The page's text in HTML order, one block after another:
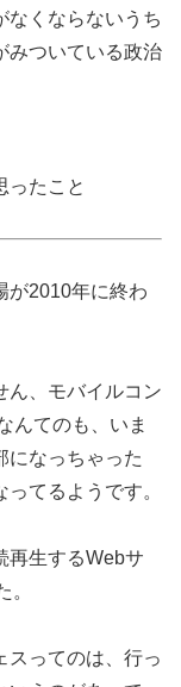
なくならないうち
みついている政治
ったこと
が2010年に終わ
ん、モバイルコン
んてのも、いま
になっちゃった
てるようです。
再生するWebサ
。
スってのは、行っ